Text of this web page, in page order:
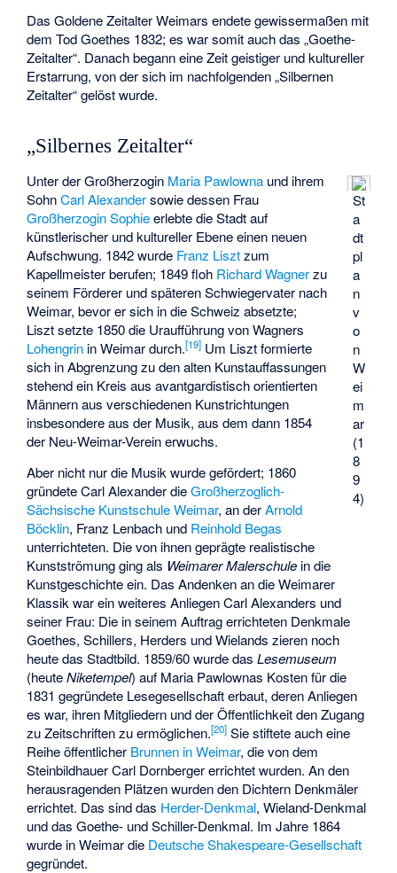
Das Goldene Zeitalter Weimars endete gewissermaßen mit
dem Tod Goethes 1832; es war somit auch das „Goethe-
Zeitalter“. Danach begann eine Zeit geistiger und kultureller
Erstarrung, von der sich im nachfolgenden „Silbernen
Zeitalter“ gelöst wurde.
„Silbernes Zeitalter“
St
a
dt
pl
a
n
v
o
n
W
ei
m
ar
(1
8
9
4)
Unter der Großherzogin Maria Pawlowna und ihrem
SohnCarl Alexandersowie dessen Frau
Großherzogin Sophieerlebte die Stadt auf
künstlerischer und kultureller Ebene einen neuen
Aufschwung. 1842 wurde Franz Lisztzum
Kapellmeister berufen; 1849 floh Richard Wagnerzu
seinem Förderer und späteren Schwiegervater nach
Weimar, bevor er sich in die Schweiz absetzte;
Liszt setzte 1850 die Uraufführung von Wagners
Lohengrin in Weimar durch.[19] Um Liszt formierte
sich in Abgrenzung zu den alten Kunstauffassungen
stehend ein Kreis aus avantgardistisch orientierten
Männern aus verschiedenen Kunstrichtungen
insbesondere aus der Musik, aus dem dann 1854
der Neu-Weimar-Vereinerwuchs.
Aber nicht nur die Musik wurde gefördert; 1860
gründete Carl Alexander dieGroßherzoglich-
Sächsische Kunstschule Weimar, an derArnold
Böcklin, Franz Lenbach und Reinhold Begas
unterrichteten. Die von ihnen geprägte realistische
Kunstströmung ging als Weimarer Malerschule in die
Kunstgeschichte ein. Das Andenken an die Weimarer
Klassik war ein weiteres Anliegen Carl Alexanders und
seiner Frau: Die in seinem Auftrag errichteten Denkmale
Goethes, Schillers, Herders und Wielands zieren noch
heute das Stadtbild. 1859/60 wurde dasLesemuseum
(heuteNiketempel) auf Maria Pawlownas Kosten für die
1831 gegründete Lesegesellschaft erbaut, deren Anliegen
es war, ihren Mitgliedern und der Öffentlichkeit den Zugang
zu Zeitschriften zu ermöglichen.[20] Sie stiftete auch eine
Reihe öffentlicher Brunnen in Weimar, die von dem
SteinbildhauerCarl Dornbergererrichtet wurden. An den
herausragenden Plätzen wurden den Dichtern Denkmäler
errichtet. Das sind das Herder-Denkmal,Wieland-Denkmal
und dasGoethe- und Schiller-Denkmal. Im Jahre 1864
wurde in Weimar die Deutsche Shakespeare-Gesellschaft
gegründet.